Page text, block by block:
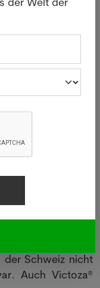
In der Tabelle
nicht erwähnt.
Liraglutid in
Behandlung von
20 und 25 kg
2022. Gegen
der Schweiz nicht
Auch Victoza®